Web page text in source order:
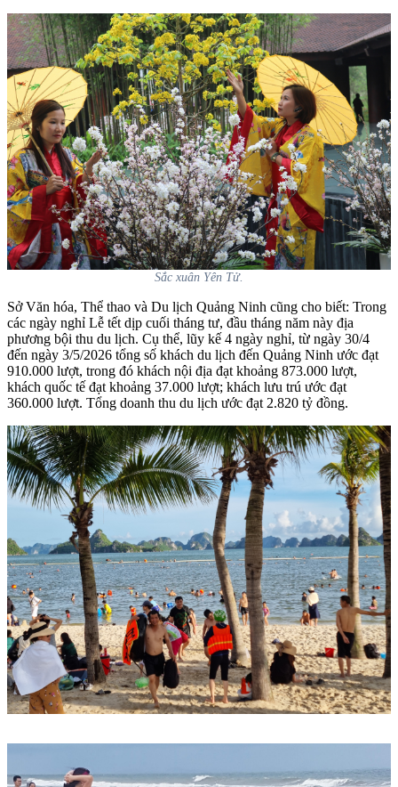
Sắc xuân Yên Tử.
Sở Văn hóa, Thể thao và Du lịch Quảng Ninh cũng cho biết: Trong
các ngày nghỉ Lễ tết dịp cuối tháng tư, đầu tháng năm này địa
phương bội thu du lịch. Cụ thể, lũy kế 4 ngày nghỉ, từ ngày 30/4
đến ngày 3/5/2026 tổng số khách du lịch đến Quảng Ninh ước đạt
910.000 lượt, trong đó khách nội địa đạt khoảng 873.000 lượt,
khách quốc tế đạt khoảng 37.000 lượt; khách lưu trú ước đạt
360.000 lượt. Tổng doanh thu du lịch ước đạt 2.820 tỷ đồng.